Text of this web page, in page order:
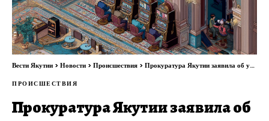
Вести Якутии >Новости >Происшествия >Прокуратура Якутии заявила об утверждении обвинения организаторам азартных игр получившим доход в 231 млн рублей
ПРОИСШЕСТВИЯ
Прокуратура Якутии заявила об